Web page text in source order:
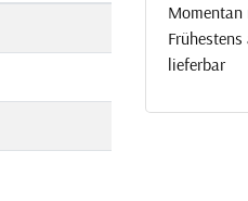
Momentan
lieferbar